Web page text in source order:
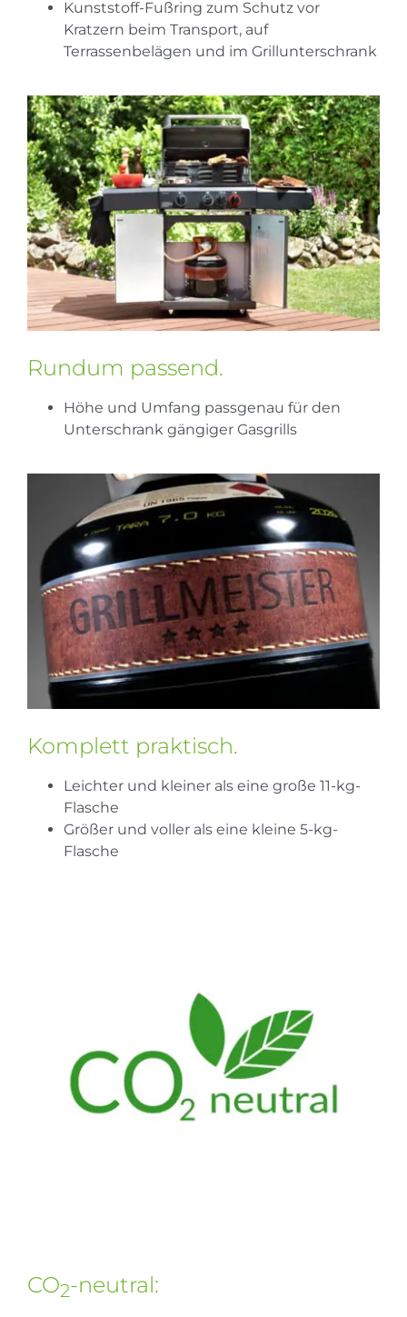
Kunststoff-Fußring zum Schutz vor
Kratzern beim Transport, auf
Terrassenbelägen und im Grillunterschrank
Rundum passend.
Höhe und Umfang passgenau für den
Unterschrank gängiger Gasgrills
Komplett praktisch.
Leichter und kleiner als eine große 11-kg-
Flasche
Größer und voller als eine kleine 5-kg-
Flasche
CO2-neutral: